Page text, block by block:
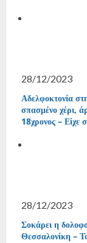
28/12/2023
Αδελφοκτονία
σπασμένο χέρι,
18χρονος – Είχε
28/12/2023
Σοκάρει η
Θεσσαλονίκη –